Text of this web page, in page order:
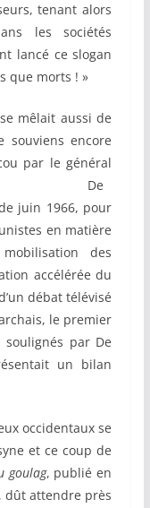
tenant alors
les sociétés
lancé ce slogan
que morts ! »
mêlait aussi de
souviens encore
par le général
De
juin 1966, pour
en matière
des
accélérée du
débat télévisé
le premier
par De
un bilan
occidentaux se
et ce coup de
goulag, publié en
dût attendre près